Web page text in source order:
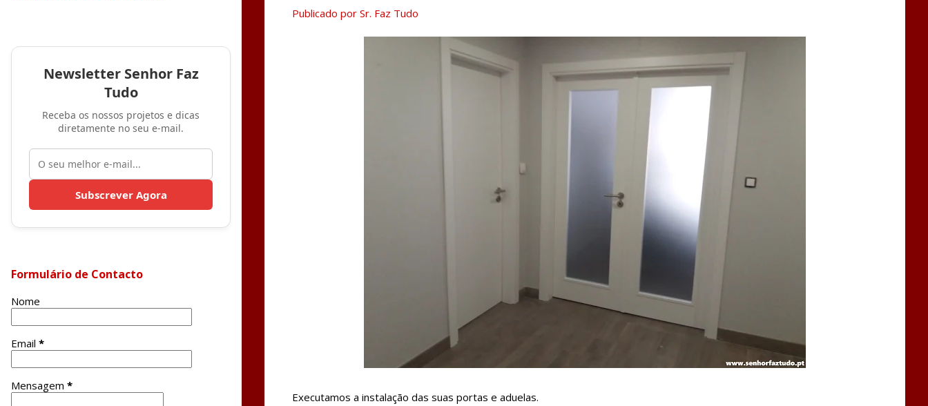
Publicado por Sr. Faz Tudo
Executamos a instalação das suas portas e aduelas.
Newsletter Senhor Faz
Tudo
Receba os nossos projetos e dicas
diretamente no seu e-mail.
Subscrever Agora
Formulário de Contacto
Nome
Email *
Mensagem *